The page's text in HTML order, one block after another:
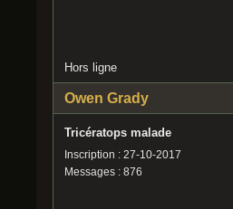
Hors ligne
Owen Grady
Tricératops malade
Inscription : 27-10-2017
Messages : 876